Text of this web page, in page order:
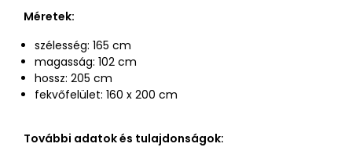
Méretek:
szélesség: 165 cm
magasság: 102 cm
hossz: 205 cm
fekvőfelület: 160 x 200 cm
További adatok és tulajdonságok: